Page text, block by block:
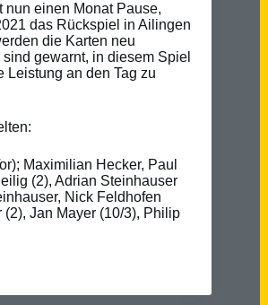
nun einen Monat Pause,
das Rückspiel in Ailingen
die Karten neu
gewarnt, in diesem Spiel
Leistung an den Tag zu
Maximilian Hecker, Paul
(2), Adrian Steinhauser
Nick Feldhofen
(2), Jan Mayer (10/3), Philip